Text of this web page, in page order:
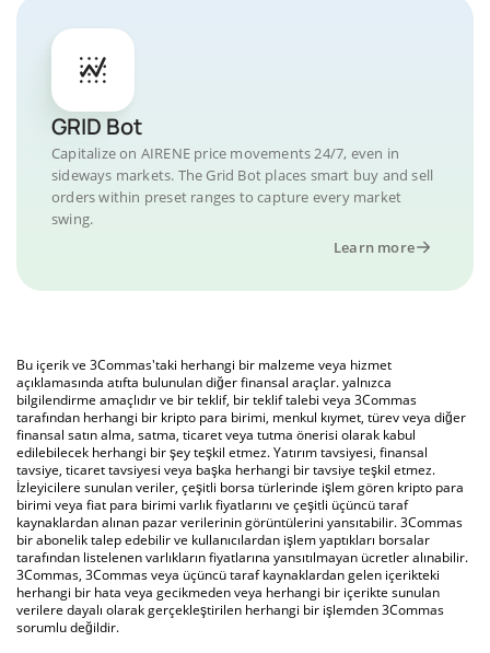
GRID Bot
Capitalize on AIRENE price movements 24/7, even in
sideways markets. The Grid Bot places smart buy and sell
orders within preset ranges to capture every market
swing.
Learn more
Bu içerik ve 3Commas'taki herhangi bir malzeme veya hizmet
açıklamasında atıfta bulunulan diğer finansal araçlar. yalnızca
bilgilendirme amaçlıdır ve bir teklif, bir teklif talebi veya 3Commas
tarafından herhangi bir kripto para birimi, menkul kıymet, türev veya diğer
finansal satın alma, satma, ticaret veya tutma önerisi olarak kabul
edilebilecek herhangi bir şey teşkil etmez. Yatırım tavsiyesi, finansal
tavsiye, ticaret tavsiyesi veya başka herhangi bir tavsiye teşkil etmez.
İzleyicilere sunulan veriler, çeşitli borsa türlerinde işlem gören kripto para
birimi veya fiat para birimi varlık fiyatlarını ve çeşitli üçüncü taraf
kaynaklardan alınan pazar verilerinin görüntülerini yansıtabilir. 3Commas
bir abonelik talep edebilir ve kullanıcılardan işlem yaptıkları borsalar
tarafından listelenen varlıkların fiyatlarına yansıtılmayan ücretler alınabilir.
3Commas, 3Commas veya üçüncü taraf kaynaklardan gelen içerikteki
herhangi bir hata veya gecikmeden veya herhangi bir içerikte sunulan
verilere dayalı olarak gerçekleştirilen herhangi bir işlemden 3Commas
sorumlu değildir.